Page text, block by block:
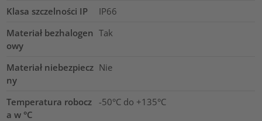
Klasa szczelności IP
IP66
Materiał bezhalogen
owy
Tak
Materiał niebezpiecz
ny
Nie
Temperatura robocz
a w °C
-50°C do +135°C